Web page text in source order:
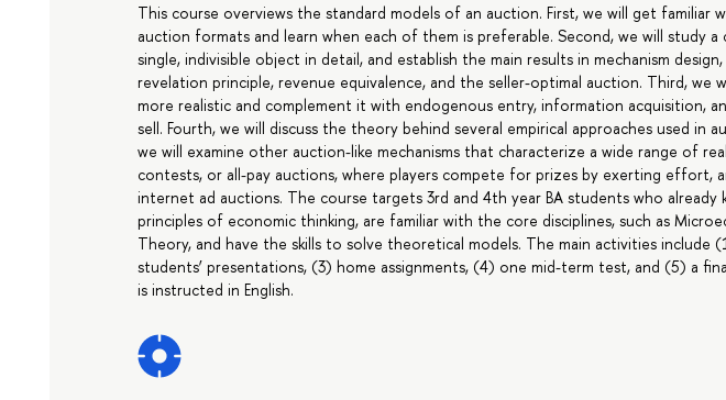
This course overviews the standard models of an auction. First, we will get familiar
auction formats and learn when each of them is preferable. Second, we will study a
single, indivisible object in detail, and establish the main results in mechanism
revelation principle, revenue equivalence, and the seller-optimal auction. Third, we
more realistic and complement it with endogenous entry, information acquisition,
sell. Fourth, we will discuss the theory behind several empirical approaches used in
we will examine other auction-like mechanisms that characterize a wide range of
contests, or all-pay auctions, where players compete for prizes by exerting effort,
internet ad auctions. The course targets 3rd and 4th year BA students who already
principles of economic thinking, are familiar with the core disciplines, such as
Theory, and have the skills to solve theoretical models. The main activities include
students’ presentations, (3) home assignments, (4) one mid-term test, and (5) a
is instructed in English.